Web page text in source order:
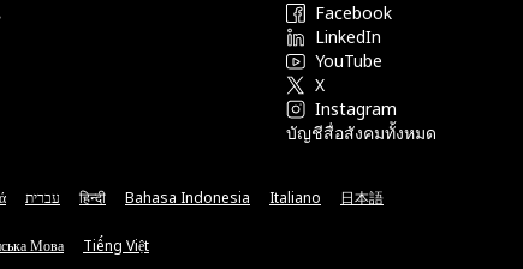
Facebook
LinkedIn
YouTube
X
Instagram
บัญชีสื่อสังคมทั้งหมด
עברית हिन्दी Bahasa Indonesia Italiano 日本語
Мова Tiếng Việt